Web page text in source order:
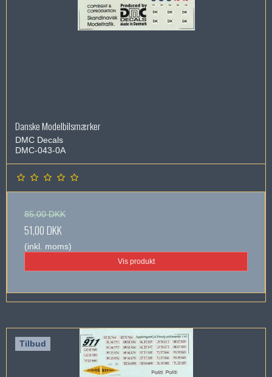
Danske Modelbilsmærker
DMC Decals
DMC-043-0A
85,00 DKK
51,00 DKK
(inkl. moms)
Vis produkt
Tilbud